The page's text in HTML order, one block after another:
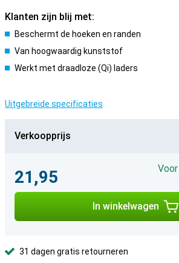
Klanten zijn blij met:
Beschermt de hoeken en randen
Van hoogwaardig kunststof
Werkt met draadloze (Qi) laders
Uitgebreide specificaties
Verkoopprijs
21,95
In winkelwagen
31 dagen gratis retourneren